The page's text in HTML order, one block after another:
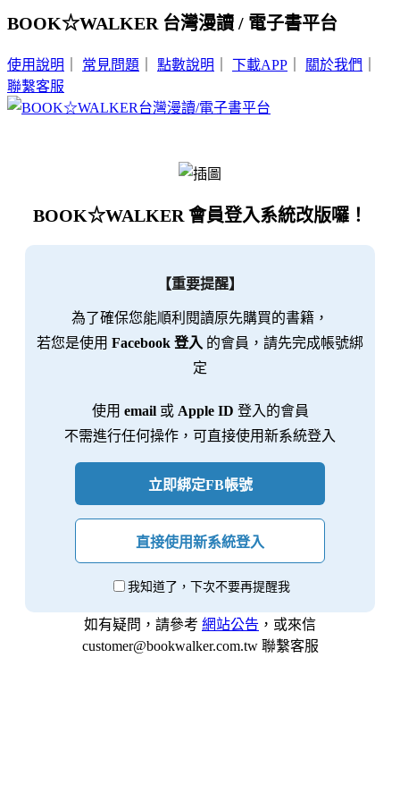
BOOK☆WALKER 台灣漫讀 / 電子書平台
使用說明 常見問題 點數說明 下載APP 關於我們
聯繫客服
BOOK☆WALKER 會員登入系統改版囉！
【重要提醒】
為了確保您能順利閱讀原先購買的書籍，
若您是使用 Facebook 登入 的會員，請先完成帳號綁
定
使用 email或 Apple ID 登入的會員
不需進行任何操作，可直接使用新系統登入
立即綁定FB帳號
直接使用新系統登入
我知道了，下次不要再提醒我
如有疑問，請參考 網站公告 ，或來信
customer@bookwalker.com.tw 聯繫客服